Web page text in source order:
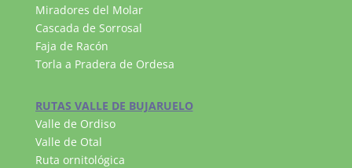
Miradores del Molar
Cascada de Sorrosal
Faja de Racón
Torla a Pradera de Ordesa
RUTAS VALLE DE BUJARUELO
Valle de Ordiso
Valle de Otal
Ruta ornitológica